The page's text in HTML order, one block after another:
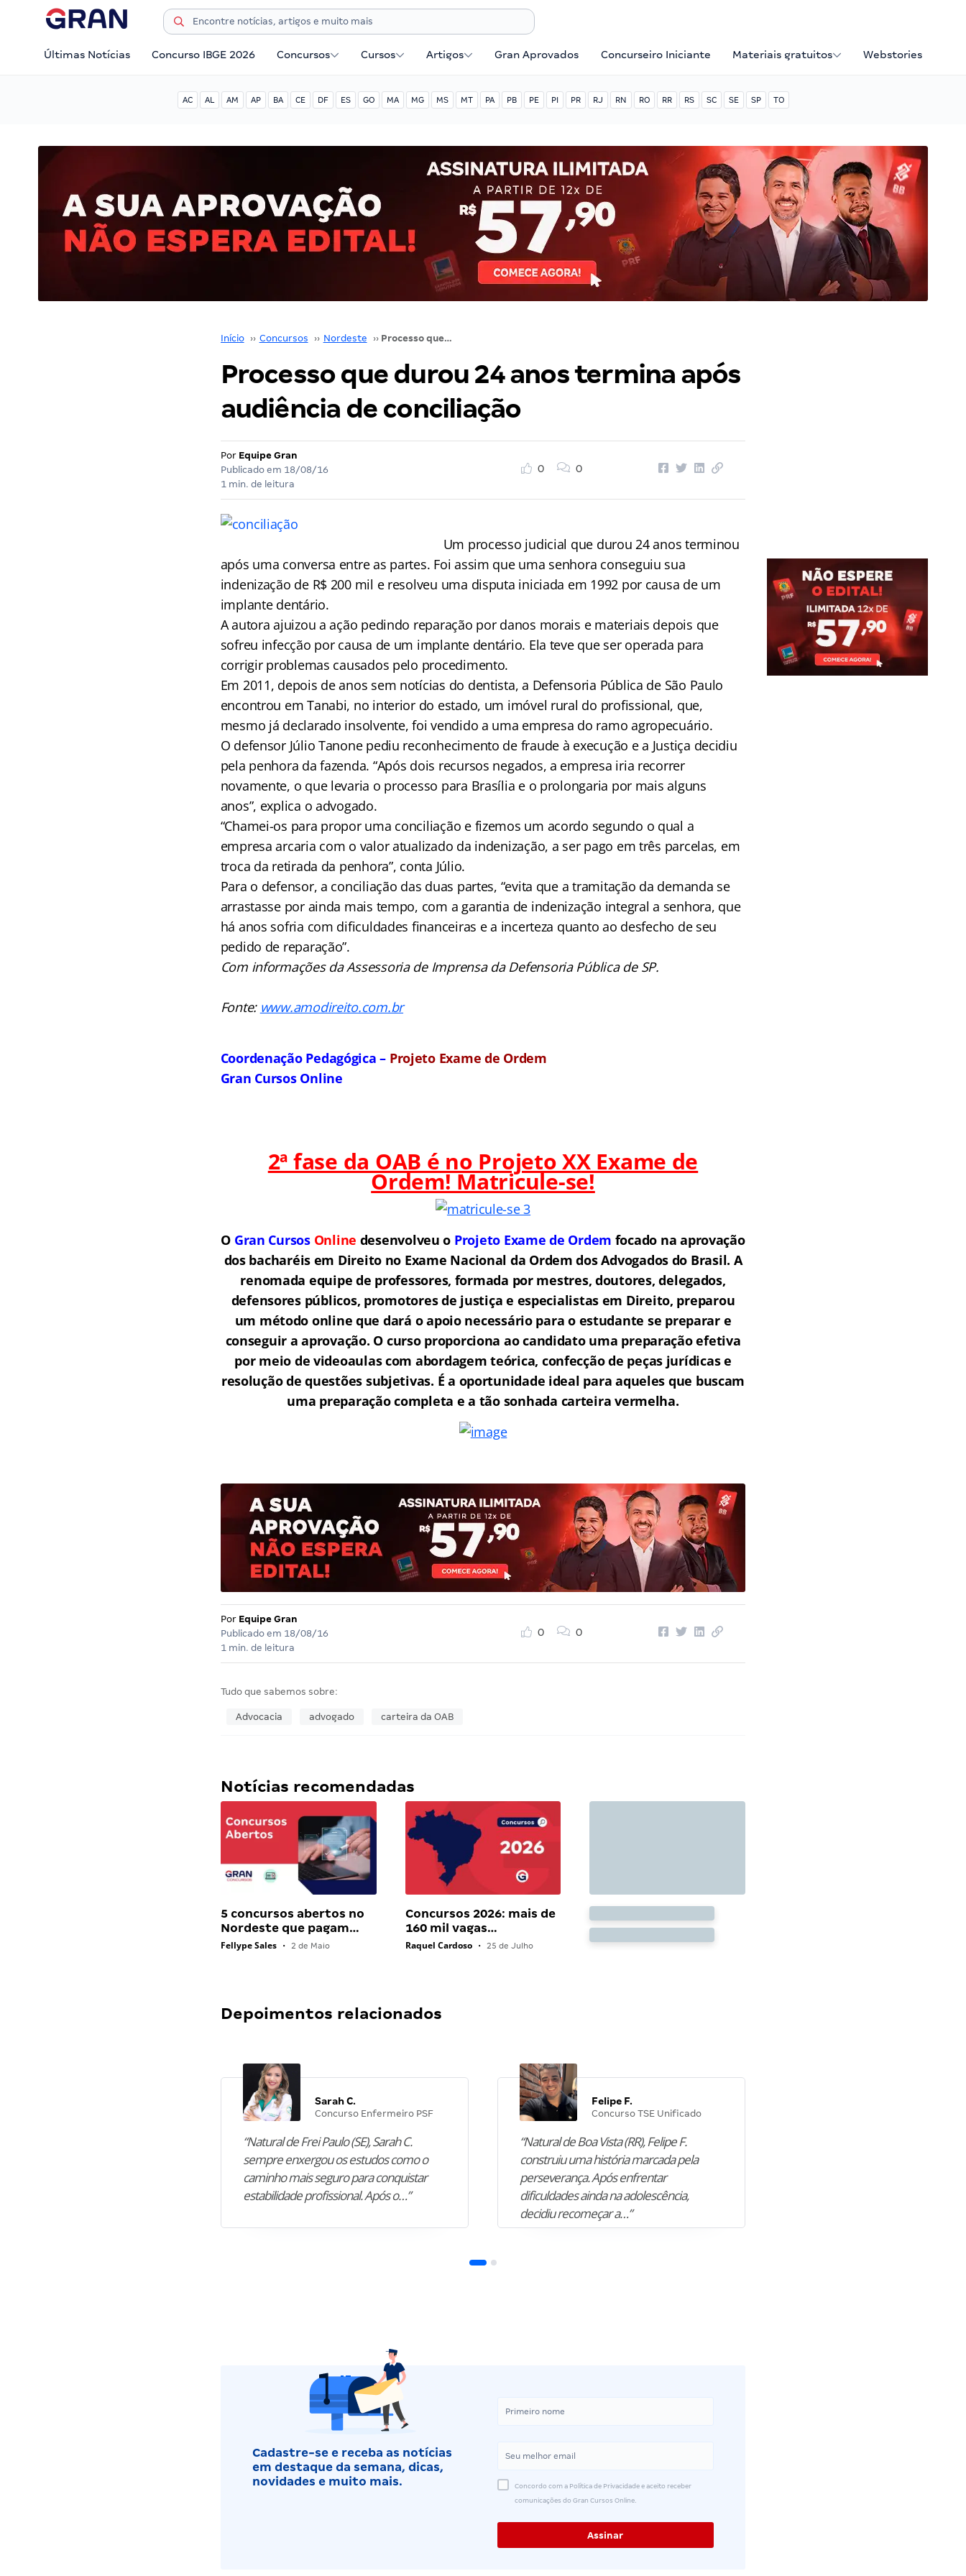
Últimas Notícias Concurso IBGE 2026 Concursos Cursos Artigos Gran Aprovados Concurseiro Iniciante Materiais gratuitos Webstories
AC AL AM AP BA CE DF ES GO MA MG MS MT PA PB PE PI PR RJ RN RO RR RS SC SE SP TO
Início ›› Concursos ›› Nordeste ›› Processo que durou 24 anos termina após audiência de conciliação
Processo que durou 24 anos termina após
audiência de conciliação
Por Equipe Gran
Publicado em 18/08/16
1 min. de leitura
0 0
Um processo judicial que durou 24 anos terminou
após uma conversa entre as partes. Foi assim que uma senhora conseguiu sua
indenização de R$ 200 mil e resolveu uma disputa iniciada em 1992 por causa de um
implante dentário.
A autora ajuizou a ação pedindo reparação por danos morais e materiais depois que
sofreu infecção por causa de um implante dentário. Ela teve que ser operada para
corrigir problemas causados pelo procedimento.
Em 2011, depois de anos sem notícias do dentista, a Defensoria Pública de São Paulo
encontrou em Tanabi, no interior do estado, um imóvel rural do profissional, que,
mesmo já declarado insolvente, foi vendido a uma empresa do ramo agropecuário.
O defensor Júlio Tanone pediu reconhecimento de fraude à execução e a Justiça decidiu
pela penhora da fazenda. “Após dois recursos negados, a empresa iria recorrer
novamente, o que levaria o processo para Brasília e o prolongaria por mais alguns
anos”, explica o advogado.
“Chamei-os para propor uma conciliação e fizemos um acordo segundo o qual a
empresa arcaria com o valor atualizado da indenização, a ser pago em três parcelas, em
troca da retirada da penhora”, conta Júlio.
Para o defensor, a conciliação das duas partes, “evita que a tramitação da demanda se
arrastasse por ainda mais tempo, com a garantia de indenização integral a senhora, que
há anos sofria com dificuldades financeiras e a incerteza quanto ao desfecho de seu
pedido de reparação”.
Com informações da Assessoria de Imprensa da Defensoria Pública de SP.
Fonte: www.amodireito.com.br
Coordenação Pedagógica – Projeto Exame de Ordem
Gran Cursos Online
2ª fase da OAB é no Projeto XX Exame de
Ordem! Matricule-se!
O Gran Cursos Online desenvolveu o Projeto Exame de Ordem focado na aprovação
dos bacharéis em Direito no Exame Nacional da Ordem dos Advogados do Brasil. A
renomada equipe de professores, formada por mestres, doutores, delegados,
defensores públicos, promotores de justiça e especialistas em Direito, preparou
um método online que dará o apoio necessário para o estudante se preparar e
conseguir a aprovação. O curso proporciona ao candidato uma preparação efetiva
por meio de videoaulas com abordagem teórica, confecção de peças jurídicas e
resolução de questões subjetivas. É a oportunidade ideal para aqueles que buscam
uma preparação completa e a tão sonhada carteira vermelha.
Por Equipe Gran
Publicado em 18/08/16
1 min. de leitura
0 0
Tudo que sabemos sobre:
Advocacia advogado carteira da OAB
Notícias recomendadas
5 concursos abertos no
Nordeste que pagam…
Fellype Sales • 2 de Maio
Concursos 2026: mais de
160 mil vagas…
Raquel Cardoso • 25 de Julho
Depoimentos relacionados
Sarah C.
Concurso Enfermeiro PSF
“Natural de Frei Paulo (SE), Sarah C.
sempre enxergou os estudos como o
caminho mais seguro para conquistar
estabilidade profissional. Após o…”
Felipe F.
Concurso TSE Unificado
“Natural de Boa Vista (RR), Felipe F.
construiu uma história marcada pela
perseverança. Após enfrentar
dificuldades ainda na adolescência,
decidiu recomeçar a…”
Cadastre-se e receba as notícias
em destaque da semana, dicas,
novidades e muito mais.
Concordo com a Política de Privacidade e aceito receber
comunicações do Gran Cursos Online.